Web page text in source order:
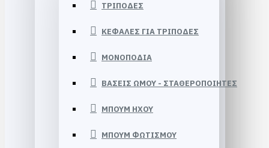
ΤΡΙΠΟΔΕΣ
ΚΕΦΑΛΕΣ ΓΙΑ ΤΡΙΠΟΔΕΣ
ΜΟΝΟΠΟΔΙΑ
ΒΑΣΕΙΣ ΩΜΟΥ - ΣΤΑΘΕΡΟΠΟΙΗΤΕΣ
ΜΠΟΥΜ HXOY
ΜΠΟΥΜ ΦΩΤΙΣΜΟΥ